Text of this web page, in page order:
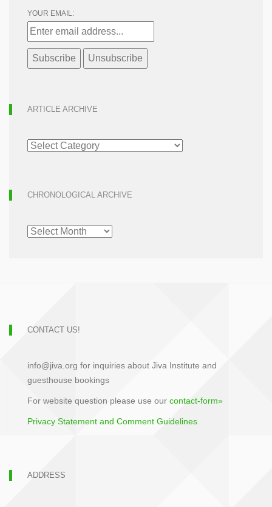
YOUR EMAIL:
ARTICLE ARCHIVE
ARTICLE
ARCHIVE
CHRONOLOGICAL ARCHIVE
CHRONOLOGICAL
ARCHIVE
CONTACT US!
info@jiva.org for inquiries about Jiva Institute and
guesthouse bookings
For website question please use our contact-form»
Privacy Statement and Comment Guidelines
ADDRESS